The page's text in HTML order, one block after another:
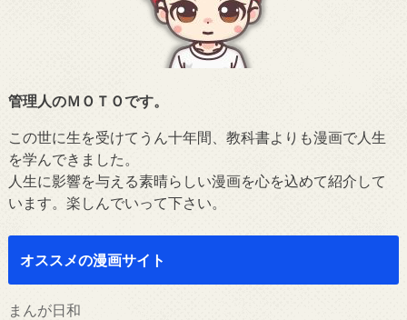
管理人のＭＯＴＯです。
この世に生を受けてうん十年間、教科書よりも漫画で人生
を学んできました。
人生に影響を与える素晴らしい漫画を心を込めて紹介して
います。楽しんでいって下さい。
オススメの漫画サイト
まんが日和